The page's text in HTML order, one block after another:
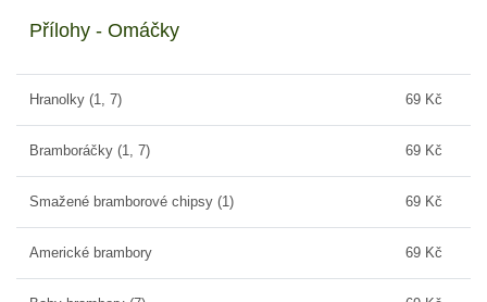
Přílohy - Omáčky
Hranolky (1, 7) 69 Kč
Bramboráčky (1, 7) 69 Kč
Smažené bramborové chipsy (1) 69 Kč
Americké brambory 69 Kč